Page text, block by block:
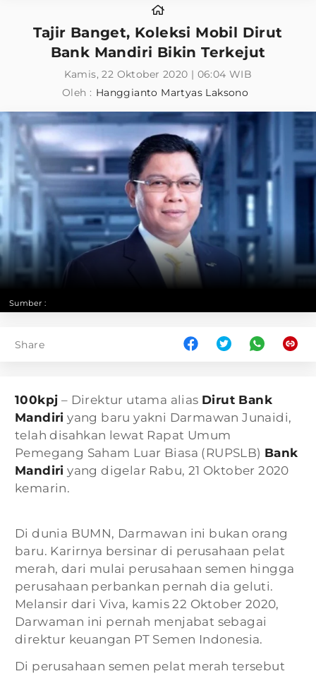
Tajir Banget, Koleksi Mobil Dirut
Bank Mandiri Bikin Terkejut
Kamis, 22 Oktober 2020 | 06:04 WIB
Oleh : Hanggianto Martyas Laksono
Sumber :
Share
100kpj – Direktur utama alias Dirut Bank
Mandiri yang baru yakni Darmawan Junaidi,
telah disahkan lewat Rapat Umum
Pemegang Saham Luar Biasa (RUPSLB) Bank
Mandiri yang digelar Rabu, 21 Oktober 2020
kemarin.
Di dunia BUMN, Darmawan ini bukan orang
baru. Karirnya bersinar di perusahaan pelat
merah, dari mulai perusahaan semen hingga
perusahaan perbankan pernah dia geluti.
Melansir dari Viva, kamis 22 Oktober 2020,
Darwaman ini pernah menjabat sebagai
direktur keuangan PT Semen Indonesia.
Di perusahaan semen pelat merah tersebut